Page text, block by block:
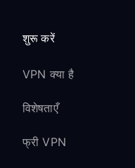
शुरू करें
VPN क्या है
विशेषताएँ
फ्री VPN